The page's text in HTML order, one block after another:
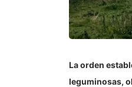
La orden
leguminosas,